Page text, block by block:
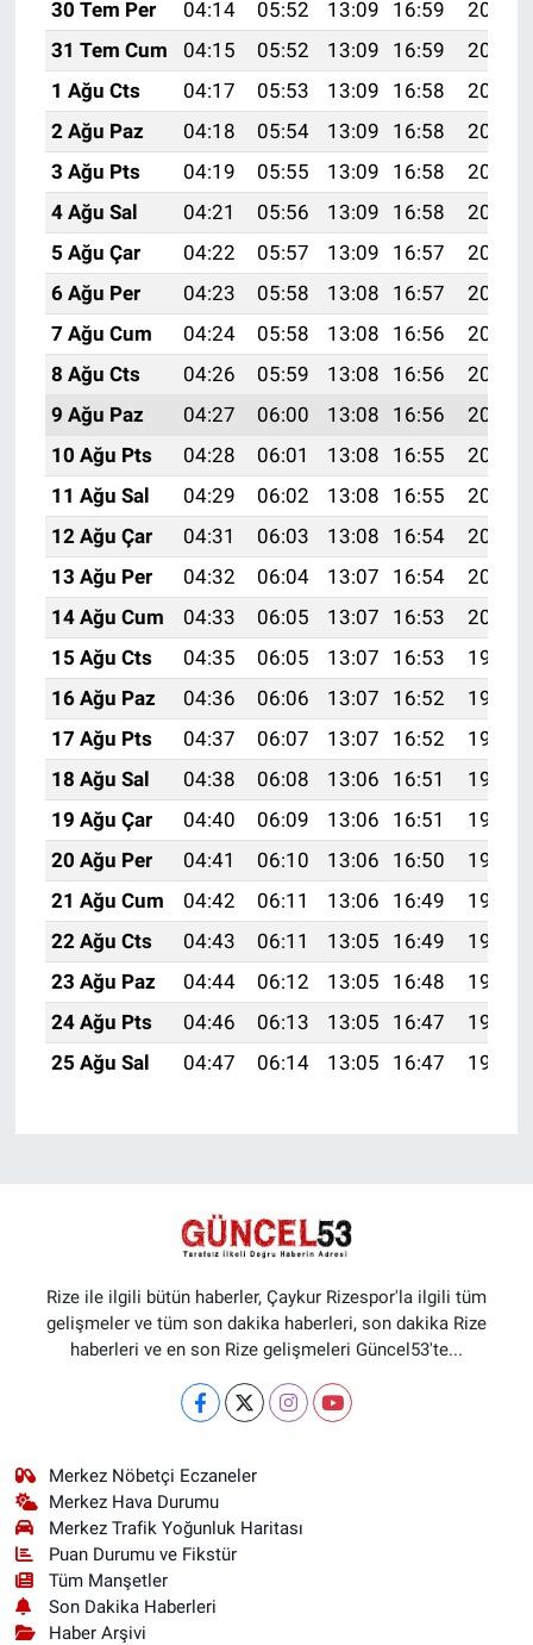
30 Tem Per
04:14 05:52 13:09 16:59
20:16
31 Tem Cum
04:15 05:52 13:09 16:59
20:15
1 Ağu Cts
04:17 05:53 13:09 16:58
20:14
2 Ağu Paz
04:18 05:54 13:09 16:58
20:13
3 Ağu Pts
04:19 05:55 13:09 16:58
20:12
4 Ağu Sal
04:21 05:56 13:09 16:58
20:11
5 Ağu Çar
04:22 05:57 13:09 16:57
20:10
6 Ağu Per
04:23 05:58 13:08 16:57
20:09
7 Ağu Cum
04:24 05:58 13:08 16:56
20:08
8 Ağu Cts
04:26 05:59 13:08 16:56
20:07
9 Ağu Paz
04:27 06:00 13:08 16:56
20:06
10 Ağu Pts
04:28 06:01 13:08 16:55
20:05
11 Ağu Sal
04:29 06:02 13:08 16:55
20:04
12 Ağu Çar
04:31 06:03 13:08 16:54
20:02
13 Ağu Per
04:32 06:04 13:07 16:54
20:01
14 Ağu Cum
04:33 06:05 13:07 16:53
20:00
15 Ağu Cts
04:35 06:05 13:07 16:53
19:59
16 Ağu Paz
04:36 06:06 13:07 16:52
19:57
17 Ağu Pts
04:37 06:07 13:07 16:52
19:56
18 Ağu Sal
04:38 06:08 13:06 16:51
19:55
19 Ağu Çar
04:40 06:09 13:06 16:51
19:54
20 Ağu Per
04:41 06:10 13:06 16:50
19:52
21 Ağu Cum
04:42 06:11 13:06 16:49
19:51
22 Ağu Cts
04:43 06:11 13:05 16:49
19:50
23 Ağu Paz
04:44 06:12 13:05 16:48
19:48
24 Ağu Pts
04:46 06:13 13:05 16:47
19:47
25 Ağu Sal
04:47 06:14 13:05 16:47 19:45
Rize ile ilgili bütün haberler, Çaykur Rizespor'la ilgili tüm
gelişmeler ve tüm son dakika haberleri, son dakika Rize
haberleri ve en son Rize gelişmeleri Güncel53'te...
Merkez Nöbetçi Eczaneler
Merkez Hava Durumu
Merkez Trafik Yoğunluk Haritası
Puan Durumu ve Fikstür
Tüm Manşetler
Son Dakika Haberleri
Haber Arşivi